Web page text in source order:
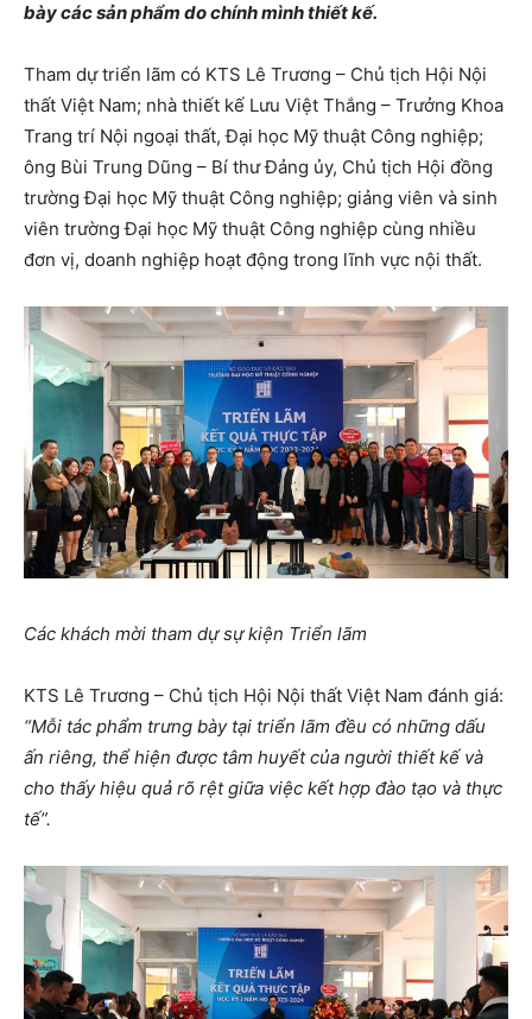
bày các sản phẩm do chính mình thiết kế.
Tham dự triển lãm có KTS Lê Trương – Chủ tịch Hội Nội
thất Việt Nam; nhà thiết kế Lưu Việt Thắng – Trưởng Khoa
Trang trí Nội ngoại thất, Đại học Mỹ thuật Công nghiệp;
ông Bùi Trung Dũng – Bí thư Đảng ủy, Chủ tịch Hội đồng
trường Đại học Mỹ thuật Công nghiệp; giảng viên và sinh
viên trường Đại học Mỹ thuật Công nghiệp cùng nhiều
đơn vị, doanh nghiệp hoạt động trong lĩnh vực nội thất.
Các khách mời tham dự sự kiện Triển lãm
KTS Lê Trương – Chủ tịch Hội Nội thất Việt Nam đánh giá:
“Mỗi tác phẩm trưng bày tại triển lãm đều có những dấu
ấn riêng, thể hiện được tâm huyết của người thiết kế và
cho thấy hiệu quả rõ rệt giữa việc kết hợp đào tạo và thực
tế”.